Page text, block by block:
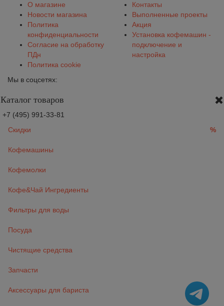
О магазине
Новости магазина
Политика
конфиденциальности
Согласие на обработку
ПДн
Политика cookie
Контакты
Выполненные проекты
Акция
Установка кофемашин -
подключение и
настройка
Мы в соцсетях:
Каталог товаров
+7 (495) 991-33-81
Скидки
%
Кофемашины
Кофемолки
Кофе&Чай Ингредиенты
Фильтры для воды
Посуда
Чистящие средства
Запчасти
Аксессуары для бариста